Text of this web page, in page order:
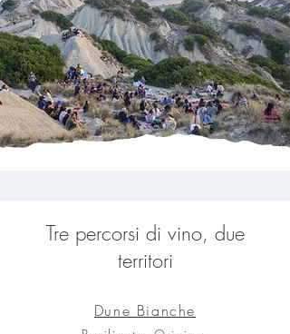
Tre percorsi di vino, due
territori
Dune Bianche